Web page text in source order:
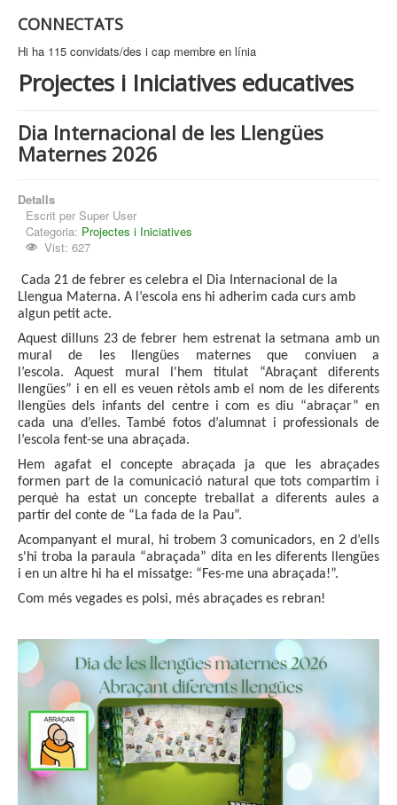
CONNECTATS
Hi ha 115 convidats/des i cap membre en línia
Projectes i Iniciatives educatives
Dia Internacional de les Llengües
Maternes 2026
Detalls
Escrit per Super User
Categoria: Projectes i Iniciatives
Vist: 627
Cada 21 de febrer es celebra el Dia Internacional de la
Llengua Materna. A l’escola ens hi adherim cada curs amb
algun petit acte.
Aquest dilluns 23 de febrer hem estrenat la setmana amb un
mural de les llengües maternes que conviuen a
l’escola.Aquest mural l'hem titulat “Abraçant diferents
llengües” i en ell es veuen rètols amb el nom de les diferents
llengües dels infants del centre i com es diu “abraçar” en
cada una d’elles. També fotos d’alumnat i professionals de
l’escola fent-se una abraçada.
Hem agafat el concepte abraçada ja que les abraçades
formen part de la comunicació natural que tots compartim i
perquè ha estat un concepte treballat a diferents aules a
partir del conte de “La fada de la Pau”.
Acompanyant el mural, hi trobem 3 comunicadors, en 2 d’ells
s'hi troba la paraula “abraçada” dita en les diferents llengües
i en un altre hi ha el missatge: “Fes-me una abraçada!”.
Com més vegades es polsi, més abraçades es rebran!